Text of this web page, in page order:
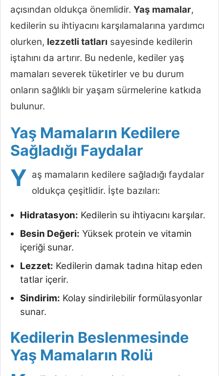
açısından oldukça önemlidir. Yaş mamalar,
kedilerin su ihtiyacını karşılamalarına yardımcı
olurken, lezzetli tatları sayesinde kedilerin
iştahını da artırır. Bu nedenle, kediler yaş
mamaları severek tüketirler ve bu durum
onların sağlıklı bir yaşam sürmelerine katkıda
bulunur.
Yaş Mamaların Kedilere
Sağladığı Faydalar
Y aş mamaların kedilere sağladığı faydalar
oldukça çeşitlidir. İşte bazıları:
Hidratasyon: Kedilerin su ihtiyacını karşılar.
Besin Değeri: Yüksek protein ve vitamin
içeriği sunar.
Lezzet: Kedilerin damak tadına hitap eden
tatlar içerir.
Sindirim: Kolay sindirilebilir formülasyonlar
sunar.
Kedilerin Beslenmesinde
Yaş Mamaların Rolü